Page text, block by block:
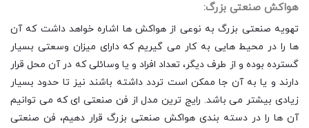
هواکش صنعتی بزرگ:
تهویه صنعتی بزرگ به نوعی از هواکش ها اشاره خواهد داشت که آن
ها را در محیط هایی به کار می گیریم که دارای میزان وسعتی بسیار
گسترده بوده و از طرف دیگر، تعداد افراد و یا وسائلی که در آن محل قرار
دارند و یا به آن جا ممکن است تردد داشته باشند نیز تا حدود بسیار
زیادی بیشتر می باشد. رایج ترین مدل از فن صنعتی ای که می توانیم
آن ها را در دسته بندی هواکش صنعتی بزرگ قرار دهیم، فن صنعتی